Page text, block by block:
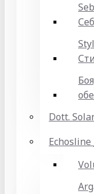
Dott.
Echosline